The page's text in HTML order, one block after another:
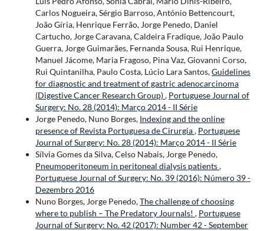
Carlos Nogueira, Sérgio Barroso, António Bettencourt,
João Gíria, Henrique Ferrão, Jorge Penedo, Daniel
Cartucho, Jorge Caravana, Caldeira Fradique, João Paulo
Guerra, Jorge Guimarães, Fernanda Sousa, Rui Henrique,
Manuel Jácome, Maria Fragoso, Pina Vaz, Giovanni Corso,
Rui Quintanilha, Paulo Costa, Lúcio Lara Santos,Guidelines
for diagnostic and treatment of gastric adenocarcinoma
(Digestive Cancer Research Group), Portuguese Journal of
Surgery: No. 28 (2014): Março 2014 - II Série
Jorge Penedo, Nuno Borges, Indexing and the online
presence of Revista Portuguesa de Cirurgia, Portuguese
Journal of Surgery: No. 28 (2014): Março 2014 - II Série
Sílvia Gomes da Silva, Celso Nabais, Jorge Penedo,
Pneumoperitoneum in peritoneal dialysis patients,
Portuguese Journal of Surgery: No. 39 (2016): Número 39 -
Dezembro 2016
Nuno Borges, Jorge Penedo,The challenge of choosing
where to publish – The Predatory Journals! , Portuguese
Journal of Surgery: No. 42 (2017): Number 42 - September